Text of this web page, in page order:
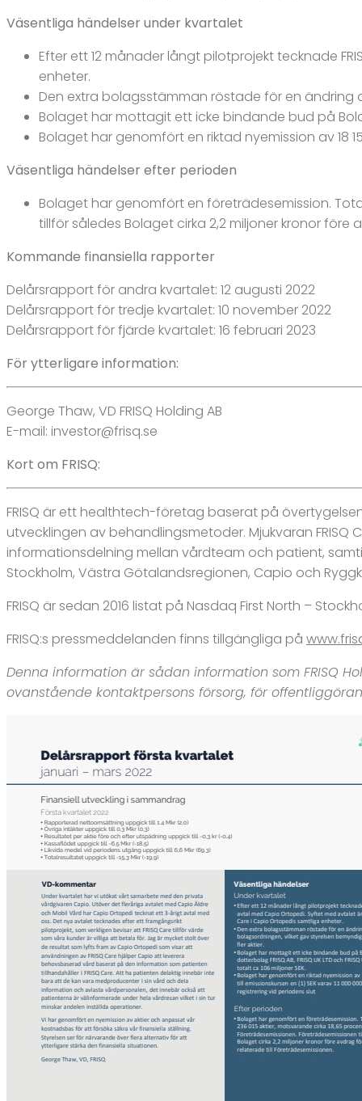
Väsentliga händelser under kvartalet
Efter ett 12 månader långt pilotprojekt tecknade
enheter.
Den extra bolagsstämman röstade för en
Bolaget har mottagit ett icke bindande bud på
Bolaget har genomfört en riktad nyemission av 18
Väsentliga händelser efter perioden
Bolaget har genomfört en företrädesemission.
tillför således Bolaget cirka 2,2 miljoner kronor
Kommande finansiella rapporter
Delårsrapport för andra kvartalet: 12 augusti 2022
Delårsrapport för tredje kvartalet: 10 november 2022
Delårsrapport för fjärde kvartalet: 16 februari 2023
För ytterligare information:
George Thaw, VD FRISQ Holding AB
E-mail: investor@frisq.se
Kort om FRISQ:
FRISQ är ett healthtech-företag baserat på
utvecklingen av behandlingsmetoder. Mjukvaran
informationsdelning mellan vårdteam och patient,
Stockholm, Västra Götalandsregionen, Capio och
FRISQ är sedan 2016 listat på Nasdaq First North –
FRISQ:s pressmeddelanden finns tillgängliga på
Denna information är sådan information som FRISQ
ovanstående kontaktpersons försorg, för